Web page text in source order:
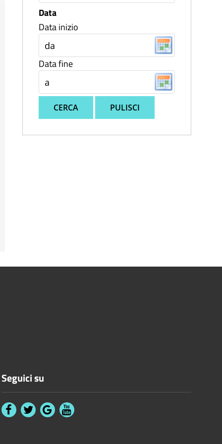
Data
Data inizio
Data fine
CERCA PULISCI
Seguici su